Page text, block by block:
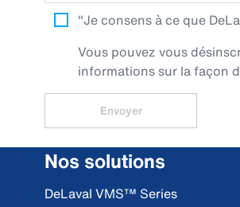
"Je consens à ce que
Vous pouvez vous
informations sur la façon
Envoyer
Nos solutions
DeLaval VMS™ Series